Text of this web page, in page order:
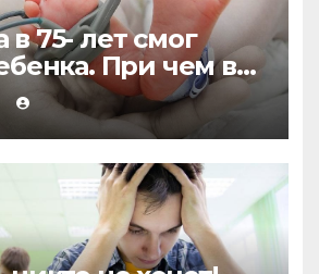
75- лет смог
При чем в
стал не только
и мужем!